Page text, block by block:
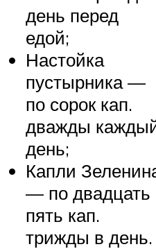
день перед
едой;
Настойка
пустырника —
по сорок кап.
дважды
день;
Капли
— по двадцать
пять кап.
трижды в день.